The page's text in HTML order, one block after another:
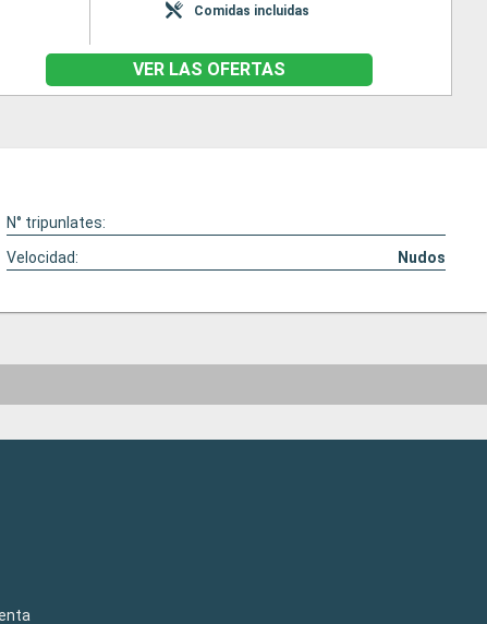
Comidas incluidas
VER LAS OFERTAS
N° tripunlates:
Velocidad: Nudos